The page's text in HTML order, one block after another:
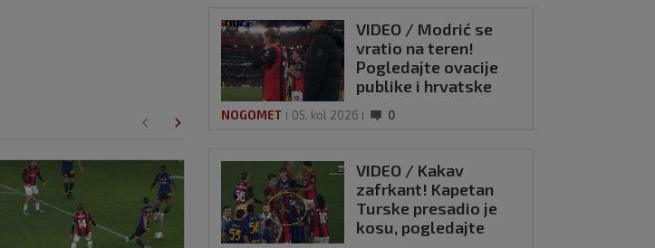
VIDEO / Modrić se
vratio na teren!
Pogledajte ovacije
publike i hrvatske
NOGOMET 05. kol 2026 0
VIDEO / Kakav
zafrkant! Kapetan
Turske presadio je
kosu, pogledajte